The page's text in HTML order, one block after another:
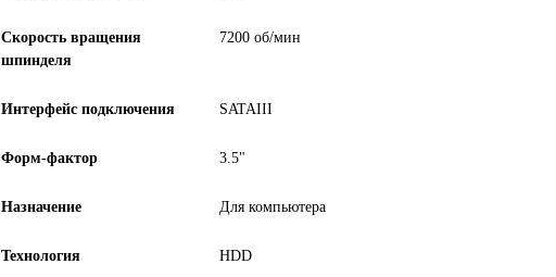
Скорость вращения
шпинделя
7200 об/мин
Интерфейс подключения SATAIII
Форм-фактор 3.5"
Назначение Для компьютера
Технология HDD